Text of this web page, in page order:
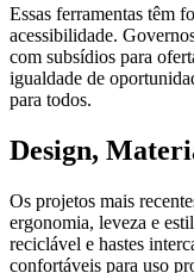
Essas ferramentas têm
acessibilidade.
com subsídios para
igualdade de
para todos.
Design,
Os projetos mais
ergonomia, leveza e
reciclável e hastes
confortáveis para uso